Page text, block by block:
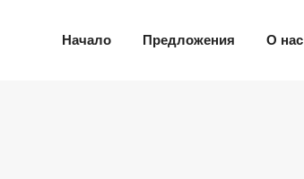
Начало Предложения О нас